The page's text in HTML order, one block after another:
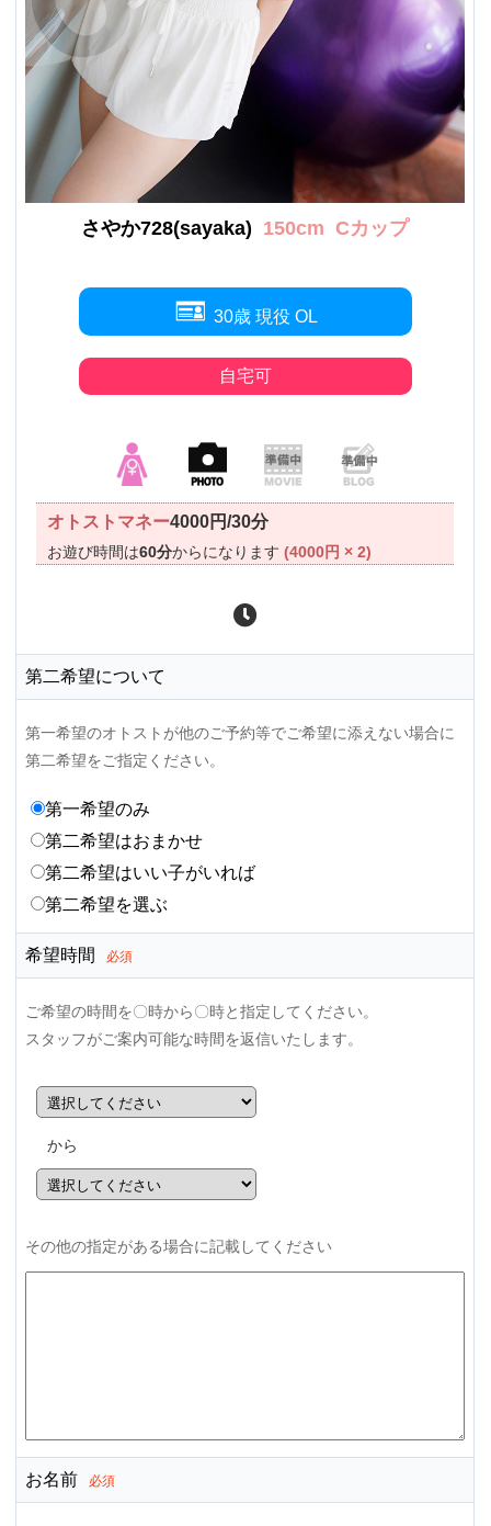
さやか728(sayaka) 150cm Cカップ
30歳 現役 OL
自宅可
オトストマネー4000円/30分
お遊び時間は60分からになります(4000円 × 2)
第二希望について
第一希望のオトストが他のご予約等でご希望に添えない場合に
第二希望をご指定ください。
第一希望のみ
第二希望はおまかせ
第二希望はいい子がいれば
第二希望を選ぶ
希望時間 必須
ご希望の時間を〇時から〇時と指定してください。
スタッフがご案内可能な時間を返信いたします。
から
その他の指定がある場合に記載してください
お名前 必須